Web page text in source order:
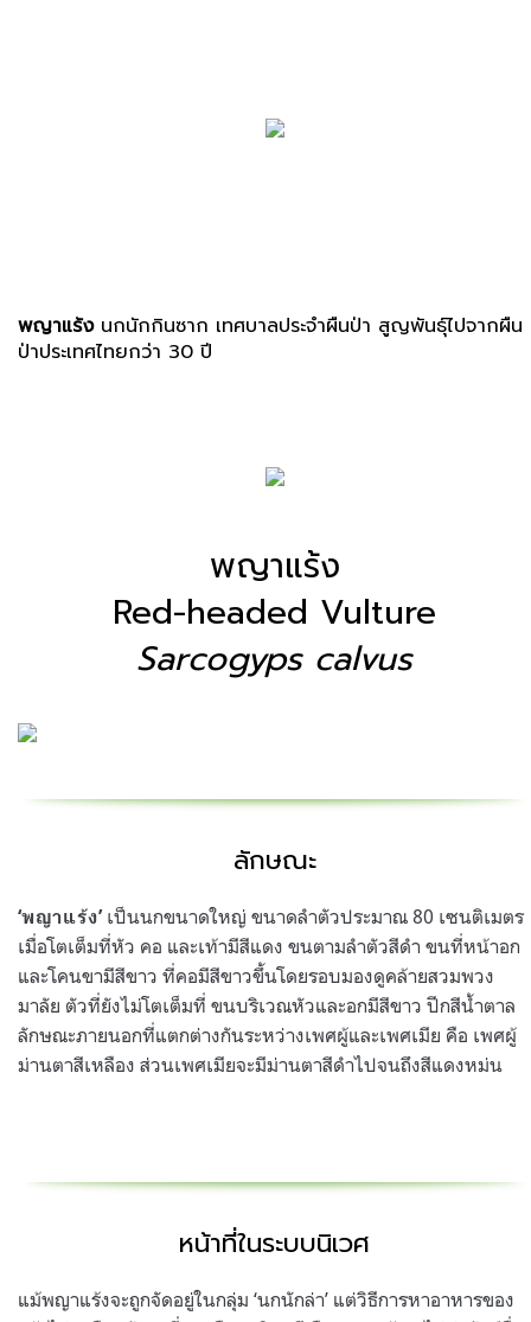
พญาแร้งนกนักกินซาก เทศบาลประจำผืนป่า สูญพันธุ์ไปจากผืน
ป่าประเทศไทยกว่า 30 ปี
พญาแร้ง
Red-headed Vulture
Sarcogyps calvus
ลักษณะ
‘พญาแร้ง’เป็นนกขนาดใหญ่ ขนาดลำตัวประมาณ 80 เซนติเมตร
เมื่อโตเต็มที่หัว คอ และเท้ามีสีแดง ขนตามลำตัวสีดำ ขนที่หน้าอก
และโคนขามีสีขาว ที่คอมีสีขาวขึ้นโดยรอบมองดูคล้ายสวมพวง
มาลัย ตัวที่ยังไม่โตเต็มที่ ขนบริเวณหัวและอกมีสีขาว ปีกสีน้ำตาล
ลักษณะภายนอกที่แตกต่างกันระหว่างเพศผู้และเพศเมีย คือ เพศผู้
ม่านตาสีเหลือง ส่วนเพศเมียจะมีม่านตาสีดำไปจนถึงสีแดงหม่น
หน้าที่ในระบบนิเวศ
แม้พญาแร้งจะถูกจัดอยู่ในกลุ่ม ‘นกนักล่า’ แต่วิธีการหาอาหารของ